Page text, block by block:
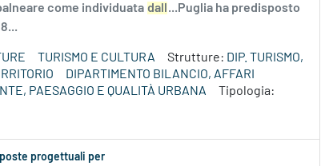
come individuata dall
...Puglia ha predisposto
TURISMO E CULTURA Strutture: DIP. TURISMO,
DIPARTIMENTO BILANCIO, AFFARI
PAESAGGIO E QUALITÀ URBANA
Tipologia:
progettuali per